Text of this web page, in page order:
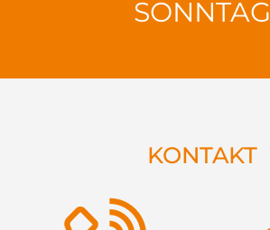
SONNTAG
KONTAKT